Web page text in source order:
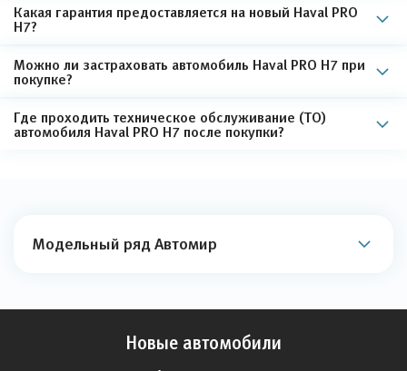
Какая гарантия предоставляется на новый Haval PRO
H7?
Можно ли застраховать автомобиль Haval PRO H7 при
покупке?
Где проходить техническое обслуживание (ТО)
автомобиля Haval PRO H7 после покупки?
Модельный ряд Автомир
Новые автомобили